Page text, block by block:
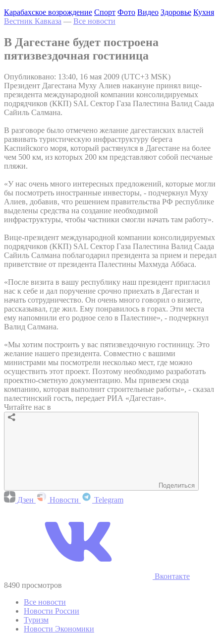
Карабахское возрождение Спорт Фото Видео Здоровье Кухня
Вестник Кавказа — Все новости
В Дагестане будет построена
пятизвездочная гостиница
Опубликовано: 13:40, 16 мая 2009 (UTC+3 MSK)
Президент Дагестана Муху Алиев накануне принял вице-
президента международной компании консолидируемых
подрядчиков (ККП) SAL Сектор Газа Палестина Валид Саада
Сайиль Салмана.
В разговоре было отмечено желание дагестанских властей
развивать туристическую инфраструктуру берега
Каспийского моря, который растянулся в Дагестане на более
чем 500 км, из которых 200 км представляют собой песчаные
пляжи.
«У нас очень много интересных предложений, которые могли
бы посмотреть иностранные инвесторы, - подчеркнул Муху
Алиев, добавив, что решением правительства РФ республике
выделены средства на создание необходимой
инфраструктуры, чтобы частники смогли начать там работу».
Вице-президент международной компании консолидируемых
подрядчиков (ККП) SAL Сектор Газа Палестина Валид Саада
Сайиль Салмана поблагодарил президента за прием и передал
приветствие от президента Палестины Махмуда Аббаса.
«После визита в вашу республику наш президент пригласил
нас к себе и дал поручение срочно приехать в Дагестан и
начать сотрудничество. Он очень много говорил о визите,
рассказывал, где жил. Ему понравилось в горах. Эти места
ему напомнили его родное село в Палестине», - подчеркнул
Валид Салмана.
«Мы хотим построить у вас пятизвездочную гостиницу. Это
желание нашего президента. Совместно с вашими
министрами мы посмотрели несколько мест, где можно
осуществить этот проект. Поэтому необходимо разработать
проектно-сметную документацию. Мы привезем сюда
компанию, которая выполнит строительные работы», - сказал
палестинский гость, передает РИА «Дагестан».
Читайте нас в
Поделиться
Дзен Новости Telegram
Вконтакте
8490 просмотров
Все новости
Новости России
Туризм
Новости Экономики